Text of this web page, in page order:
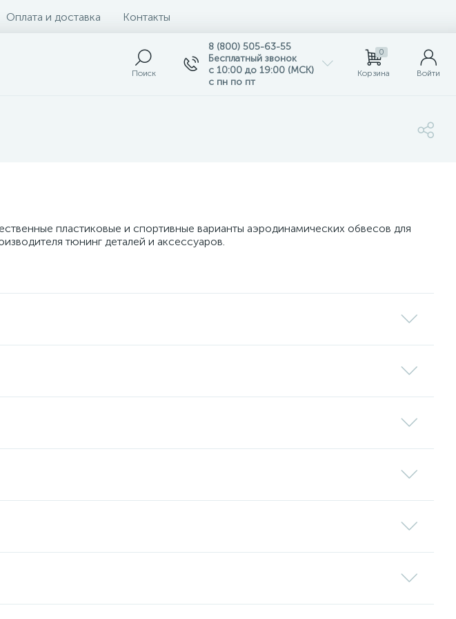
Оплата и доставка Контакты
Поиск
8 (800) 505-63-55
Бесплатный звонок
с 10:00 до 19:00 (МСК)
с пн по пт
0
Корзина Войти
пластиковые и спортивные варианты аэродинамических обвесов для
тюнинг деталей и аксессуаров.